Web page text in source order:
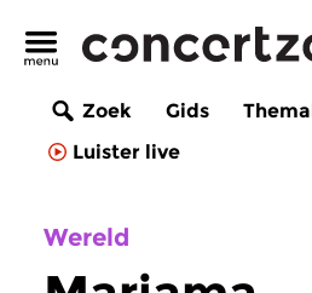
Zoek Gids
Luister live
Wereld